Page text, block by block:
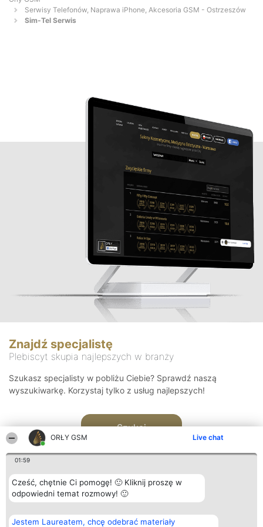
ORŁY GSM Live chat
01:59
Cześć, chętnie Ci pomogę! 🙂 Kliknij proszę w
odpowiedni temat rozmowy! 🙂
Jestem Laureatem, chcę odebrać materiały
Serwisy Telefonów, Naprawa iPhone, Akcesoria GSM - Ostrzeszów
Sim-Tel Serwis
Znajdź specjalistę
Plebiscyt skupia najlepszych w branży
Szukasz specjalisty w pobliżu Ciebie? Sprawdź naszą
wyszukiwarkę. Korzystaj tylko z usług najlepszych!
Szukaj
Organizator plebiscytu
Bright Side Solutions sp. z o.
Plebiscyt
Laureaci
Kontakt
Kontakt